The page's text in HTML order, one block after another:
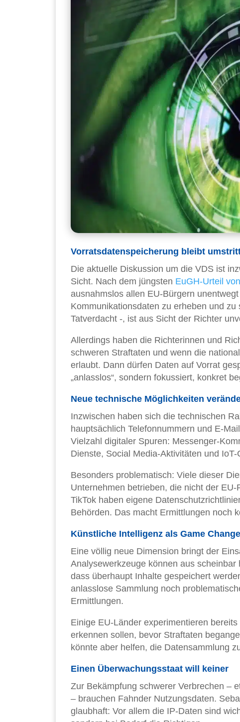
Vorratsdatenspeicherung bleibt
Die aktuelle Diskussion um die VDS ist
Sicht. Nach dem jüngsten EuGH-Urteil
ausnahmslos allen EU-Bürgern
Kommunikationsdaten zu erheben und
Tatverdacht -, ist aus Sicht der Richter
Allerdings haben die Richterinnen und
schweren Straftaten und wenn die
erlaubt. Dann dürfen Daten auf Vorrat
„anlasslos“, sondern fokussiert, konkret
Neue technische Möglichkeiten
Inzwischen haben sich die technischen
hauptsächlich Telefonnummern und E-
Vielzahl digitaler Spuren: Messenger-
Dienste, Social Media-Aktivitäten und
Besonders problematisch: Viele dieser
Unternehmen betrieben, die nicht der
TikTok haben eigene
Behörden. Das macht Ermittlungen noch
Künstliche Intelligenz als Game
Eine völlig neue Dimension bringt der
Analysewerkzeuge können aus
dass überhaupt Inhalte gespeichert
anlasslose Sammlung noch
Ermittlungen.
Einige EU-Länder experimentieren
erkennen sollen, bevor Straftaten
könnte aber helfen, die Datensammlung
Einen Überwachungsstaat will keiner
Zur Bekämpfung schwerer Verbrechen –
– brauchen Fahnder Nutzungsdaten.
glaubhaft: Vor allem die IP-Daten sind